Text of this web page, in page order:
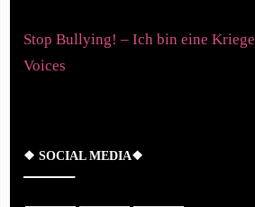
Stop Bullying! – Ich bin eine
Voices
❖ SOCIAL MEDIA❖